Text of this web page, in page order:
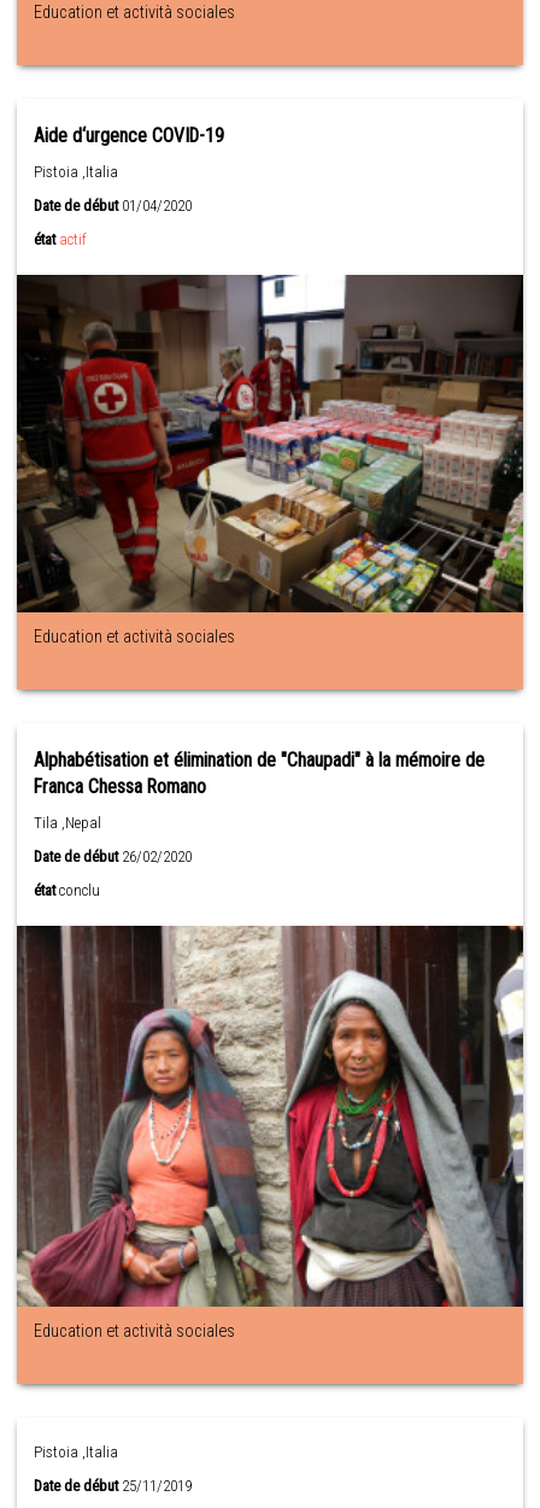
Education et actività sociales
Aide d‘urgence COVID-19
Pistoia ,Italia
Date de début01/04/2020
état actif
Education et actività sociales
Alphabétisation et élimination de "Chaupadi" à la mémoire de
Franca Chessa Romano
Tila ,Nepal
Date de début26/02/2020
état conclu
Education et actività sociales
Pistoia ,Italia
Date de début25/11/2019